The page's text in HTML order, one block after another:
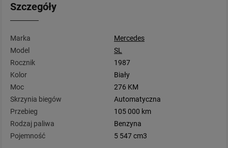
Szczegóły
Marka
Mercedes
Model
SL
Rocznik
1987
Kolor
Biały
Moc
276 KM
Skrzynia biegów
Automatyczna
Przebieg
105 000 km
Rodzaj paliwa
Benzyna
Pojemność
5 547 cm3